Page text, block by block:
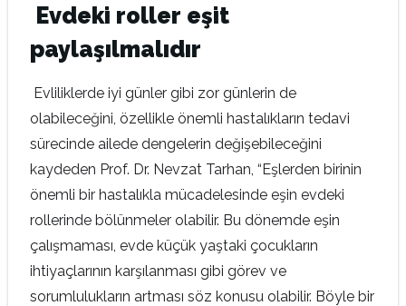
Evdeki roller eşit
paylaşılmalıdır
Evliliklerde iyi günler gibi zor günlerin de
olabileceğini, özellikle önemli hastalıkların tedavi
sürecinde ailede dengelerin değişebileceğini
kaydeden Prof. Dr. Nevzat Tarhan, “Eşlerden birinin
önemli bir hastalıkla mücadelesinde eşin evdeki
rollerinde bölünmeler olabilir. Bu dönemde eşin
çalışmaması, evde küçük yaştaki çocukların
ihtiyaçlarının karşılanması gibi görev ve
sorumlulukların artması söz konusu olabilir. Böyle bir